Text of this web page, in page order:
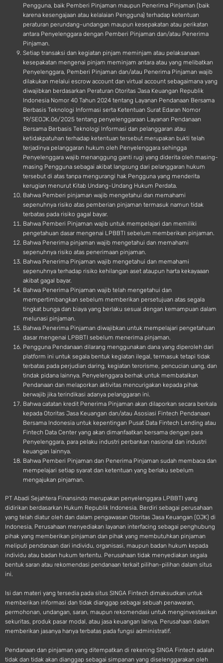
Pengguna, baik Pemberi Pinjaman maupun Penerima Pinjaman (baik
karena kesengajaan atau kelalaian Pengguna) terhadap ketentuan
peraturan perundang-undangan maupun kesepakatan atau perikatan
antara Penyelenggara dengan Pemberi Pinjaman dan/atau Penerima
Pinjaman.
Setiap transaksi dan kegiatan pinjam meminjam atau pelaksanaan
kesepakatan mengenai pinjam meminjam antara atau yang melibatkan
Penyelenggara, Pemberi Pinjaman dan/atau Penerima Pinjaman wajib
dilakukan melalui escrow account dan virtual account sebagaimana yang
diwajibkan berdasarkan Peraturan Otoritas Jasa Keuangan Republik
Indonesia Nomor 40 Tahun 2024 tentang Layanan Pendanaan Bersama
Berbasis Teknologi Informasi serta Ketentuan Surat Edaran Nomor
19/SEOJK.06/2025 tentang penyelenggaraan Layanan Pendanaan
Bersama Berbasis Teknologi Informasi dan pelanggaran atau
ketidakpatuhan terhadap ketentuan tersebut merupakan bukti telah
terjadinya pelanggaran hukum oleh Penyelenggara sehingga
Penyelenggara wajib menanggung ganti rugi yang diderita oleh masing-
masing Pengguna sebagai akibat langsung dari pelanggaran hukum
tersebut di atas tanpa mengurangi hak Pengguna yang menderita
kerugian menurut Kitab Undang-Undang Hukum Perdata.
Bahwa Pemberi pinjaman wajib mengetahui dan memahami
sepenuhnya risiko atas pemberian pinjaman termasuk namun tidak
terbatas pada risiko gagal bayar.
Bahwa Pemberi Pinjaman wajib untuk mempelajari dan memiliki
pengetahuan dasar mengenai LPBBTI sebelum memberikan pinjaman.
Bahwa Penerima pinjaman wajib mengetahui dan memahami
sepenuhnya risiko atas penerimaan pinjaman.
Bahwa Penerima Pinjaman wajib mengetahui dan memahami
sepenuhnya terhadap risiko kehilangan aset ataupun harta kekayaaan
akibat gagal bayar.
Bahwa Penerima Pinjaman wajib telah mengetahui dan
mempertimbangkan sebelum memberikan persetujuan atas segala
tingkat bunga dan biaya yang berlaku sesuai dengan kemampuan dalam
melunasi pinjaman.
Bahwa Penerima Pinjaman diwajibkan untuk mempelajari pengetahuan
dasar mengenai LPBBTI sebelum menerima pinjaman.
Pengguna Pendanaan dilarang menggunakan dana yang diperoleh dari
platform ini untuk segala bentuk kegiatan ilegal, termasuk tetapi tidak
terbatas pada perjudian daring, kegiatan terorisme, pencucian uang, dan
tindak pidana lainnya. Penyelenggara berhak untuk membatalkan
Pendanaan dan melaporkan aktivitas mencurigakan kepada pihak
berwajib jika terindikasi adanya pelanggaran ini.
Bahwa catatan kredit Penerima Pinjaman akan dilaporkan secara berkala
kepada Otoritas Jasa Keuangan dan/atau Asosiasi Fintech Pendanaan
Bersama Indonesia untuk kepentingan Pusat Data Fintech Lending atau
Fintech Data Center yang akan dimanfaatkan bersama dengan para
Penyelenggara, para pelaku industri perbankan nasional dan industri
keuangan lainnya.
Bahwa Pemberi Pinjaman dan Penerima Pinjaman sudah membaca dan
mempelajari setiap syarat dan ketentuan yang berlaku sebelum
mengajukan pinjaman.
PT Abadi Sejahtera Finansindo merupakan penyelenggara LPBBTI yang
didirikan berdasarkan Hukum Republik Indonesia. Berdiri sebagai perusahaan
yang telah diatur oleh dan dalam pengawasan Otoritas Jasa Keuangan (OJK) di
Indonesia, Perusahaan menyediakan layanan interfacing sebagai penghubung
pihak yang memberikan pinjaman dan pihak yang membutuhkan pinjaman
meliputi pendanaan dari individu, organisasi, maupun badan hukum kepada
individu atau badan hukum tertentu. Perusahaan tidak menyediakan segala
bentuk saran atau rekomendasi pendanaan terkait pilihan-pilihan dalam situs
ini.
Isi dan materi yang tersedia pada situs SINGA Fintech dimaksudkan untuk
memberikan informasi dan tidak dianggap sebagai sebuah penawaran,
permohonan, undangan, saran, maupun rekomendasi untuk menginvestasikan
sekuritas, produk pasar modal, atau jasa keuangan lainya. Perusahaan dalam
memberikan jasanya hanya terbatas pada fungsi administratif.
Pendanaan dan pinjaman yang ditempatkan di rekening SINGA Fintech adalah
tidak dan tidak akan dianggap sebagai simpanan yang diselenggarakan oleh